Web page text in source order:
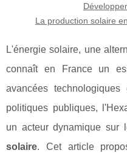
La production solaire
L'énergie solaire, une
connaît en France un
avancées
politiques publiques,
un acteur dynamique sur
solaire. Cet article